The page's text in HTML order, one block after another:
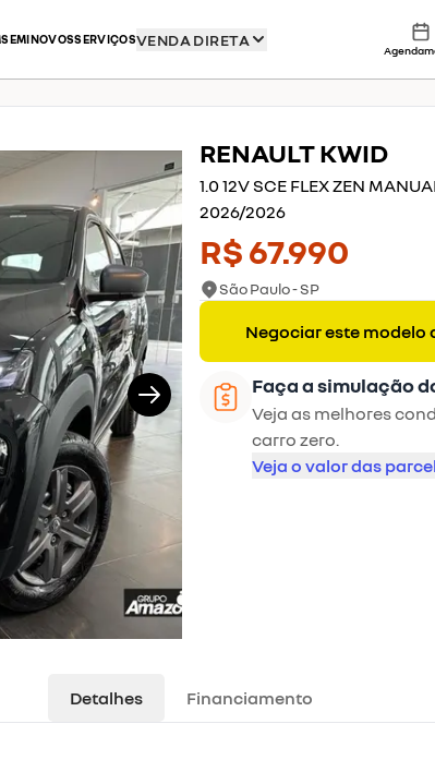
SEMINOVOSSERVIÇOSVENDA DIRETA
1/13
RENAULTKWID
1.0 12V SCE FLEX ZEN
2026/2026
R$ 67.990
São Paulo - SP
Negociar este modelo
Faça a simulação
Veja as melhores
carro zero.
Veja o valor das
Detalhes Financiamento